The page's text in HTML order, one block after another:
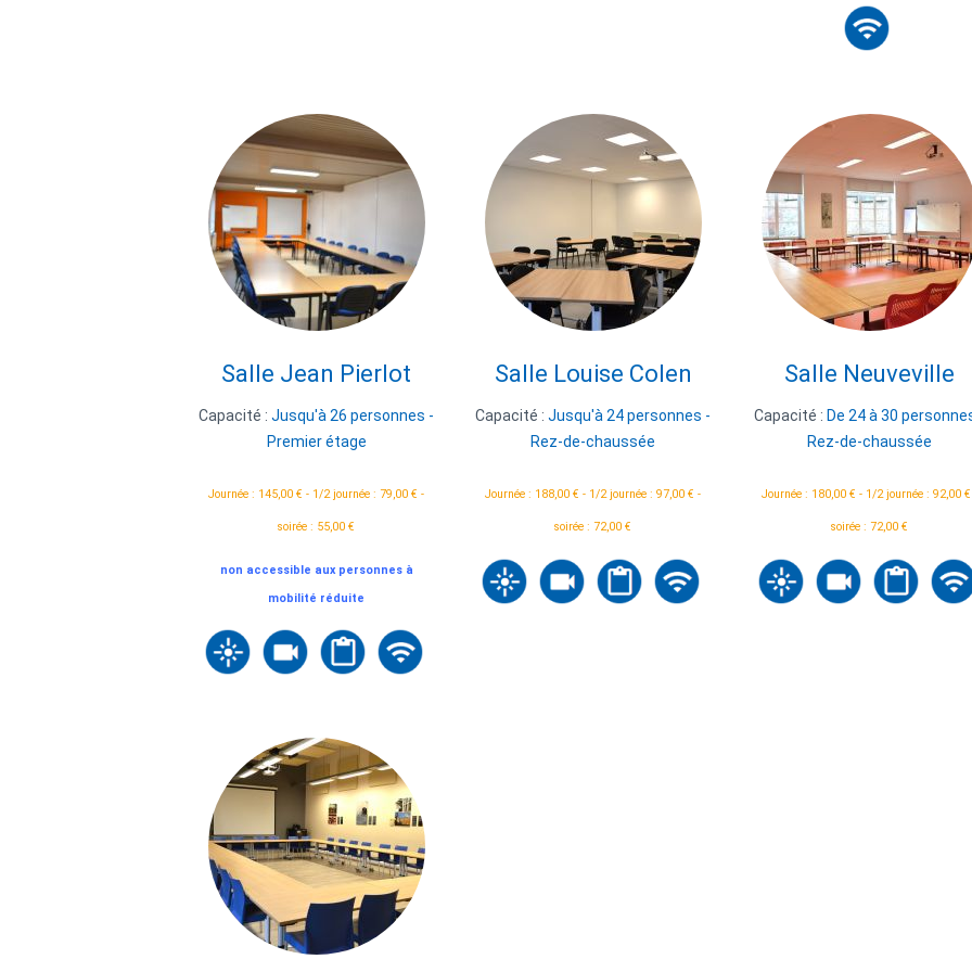
Salle Jean Pierlot
Capacité :Jusqu'à 26 personnes -
Premier étage
Journée : 145,00 € - 1/2 journée : 79,00 € -
soirée : 55,00 €
non accessible aux personnes à
mobilité réduite
Salle Louise Colen
Capacité :Jusqu'à 24 personnes -
Rez-de-chaussée
Journée : 188,00 € - 1/2 journée : 97,00 € -
soirée : 72,00 €
Salle Neuveville
Capacité : De 24 à 30
Rez-de-chaussée
Journée : 180,00 € - 1/2 journée : 92,00
soirée : 72,00 €